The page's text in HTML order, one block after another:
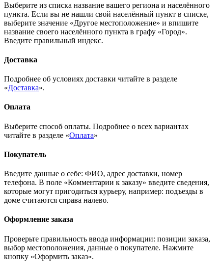
Выберите из списка название вашего региона и населённого
пункта. Если вы не нашли свой населённый пункт в списке,
выберите значение «Другое местоположение» и впишите
название своего населённого пункта в графу «Город».
Введите правильный индекс.
Доставка
Подробнее об условиях доставки читайте в разделе
«Доставка».
Оплата
Выберите способ оплаты. Подробнее о всех вариантах
читайте в разделе «Оплата»
Покупатель
Введите данные о себе: ФИО, адрес доставки, номер
телефона. В поле «Комментарии к заказу» введите сведения,
которые могут пригодиться курьеру, например: подъезды в
доме считаются справа налево.
Оформление заказа
Проверьте правильность ввода информации: позиции заказа,
выбор местоположения, данные о покупателе. Нажмите
кнопку «Оформить заказ».